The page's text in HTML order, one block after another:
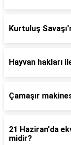
Kurtuluş
Hayvan hakları
Çamaşır
21 Haziran'da
midir?